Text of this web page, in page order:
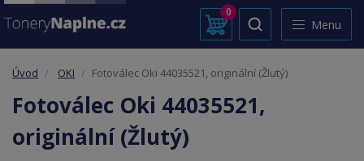
0
Menu
Úvod OKI Fotoválec Oki 44035521, originální (Žlutý)
Fotoválec Oki 44035521,
originální (Žlutý)